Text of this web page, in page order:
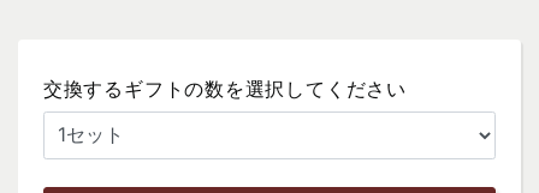
交換するギフトの数を選択してください